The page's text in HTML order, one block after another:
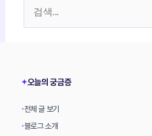
✦오늘의 궁금증
•전체 글 보기
•블로그 소개